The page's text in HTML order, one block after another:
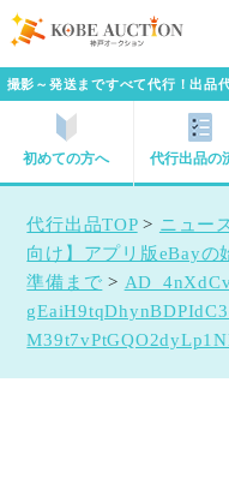
撮影～発送まですべて代行！出品
初めての方へ 代行出品の
代行出品TOP> ニュー
向け】アプリ版eBayの
準備まで >